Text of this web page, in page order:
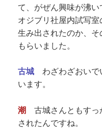
て、がぜん興味が沸
オジブリ社屋内試写
生み出されたのか、
もらいました。
古城 わざわざおいで
います。
潮
古城さんともすっ
されたんですね。